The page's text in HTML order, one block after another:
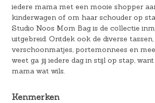
iedere mama met een mooie shopper
kinderwagen of om haar schouder op
Studio Noos Mom Bag is de collectie
uitgebreid. Ontdek ook de diverse tassen,
verschoonmatjes, portemonnees en
weet ga jij iedere dag in stijl op stap,
mama wat wils.
Kenmerken